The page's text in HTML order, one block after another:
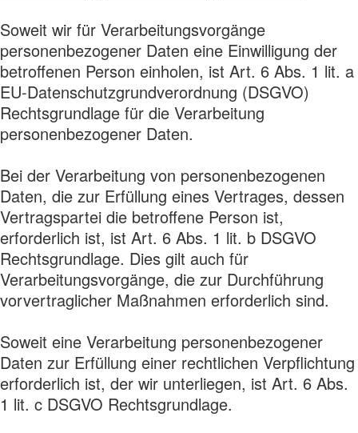
Soweit wir für Verarbeitungsvorgänge
personenbezogener Daten eine Einwilligung der
betroffenen Person einholen, ist Art. 6 Abs. 1 lit. a
EU-Datenschutzgrundverordnung (DSGVO)
Rechtsgrundlage für die Verarbeitung
personenbezogener Daten.
Bei der Verarbeitung von personenbezogenen
Daten, die zur Erfüllung eines Vertrages, dessen
Vertragspartei die betroffene Person ist,
erforderlich ist, ist Art. 6 Abs. 1 lit. b DSGVO
Rechtsgrundlage. Dies gilt auch für
Verarbeitungsvorgänge, die zur Durchführung
vorvertraglicher Maßnahmen erforderlich sind.
Soweit eine Verarbeitung personenbezogener
Daten zur Erfüllung einer rechtlichen Verpflichtung
erforderlich ist, der wir unterliegen, ist Art. 6 Abs.
1 lit. c DSGVO Rechtsgrundlage.